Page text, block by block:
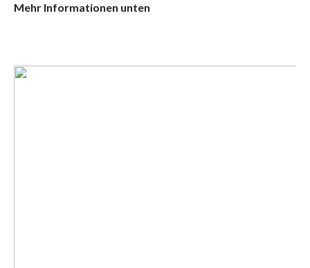
Mehr Informationen unten